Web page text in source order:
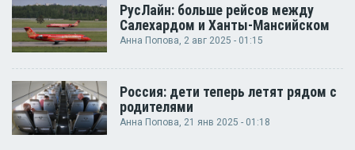
РусЛайн: больше рейсов между
Салехардом и Ханты-Мансийском
Анна Попова , 2 авг 2025 - 01:15
Россия: дети теперь летят рядом с
родителями
Анна Попова, 21 янв 2025 - 01:18